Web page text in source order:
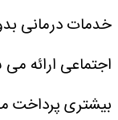
خدمات درمانی
اجتماعی ارائه می
بیشتری پرداخت